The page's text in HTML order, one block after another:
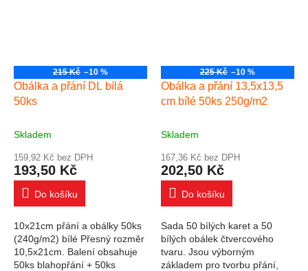
215 Kč –10 %
Obálka a přání DL bílá
50ks
Skladem
159,92 Kč bez DPH
193,50 Kč
Do košíku
10x21cm přání a obálky 50ks
(240g/m2) bílé Přesný rozměr
10,5x21cm. Balení obsahuje
50ks blahopřání + 50ks
225 Kč –10 %
Obálka a přání 13,5x13,5
cm bílé 50ks 250g/m2
Skladem
167,36 Kč bez DPH
202,50 Kč
Do košíku
Sada 50 bílých karet a 50
bílých obálek čtvercového
tvaru. Jsou výborným
základem pro tvorbu přání,